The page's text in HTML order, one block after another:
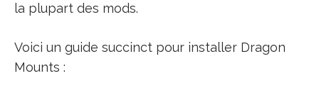
la plupart des mods.
Voici un guide succinct pour installer Dragon
Mounts :